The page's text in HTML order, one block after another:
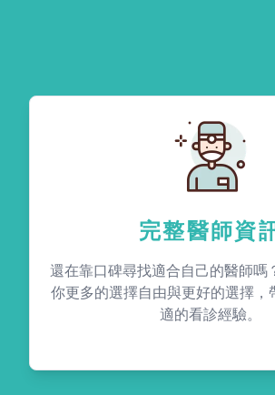
完整醫師資
還在靠口碑尋找適合自己的醫師嗎
你更多的選擇自由與更好的選擇，
適的看診經驗。